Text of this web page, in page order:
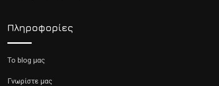
Πληροφορίες
To blog μας
Γνωρίστε μας